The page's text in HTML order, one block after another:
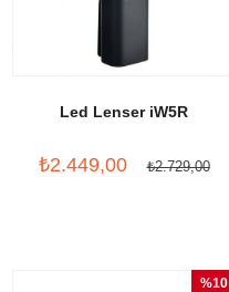
Led Lenser iW5R
₺2.449,00 ₺2.729,00
%10